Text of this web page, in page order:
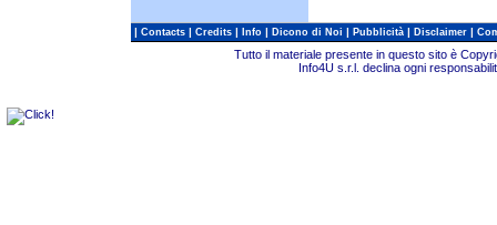
| Contacts | Credits | Info | Dicono di Noi | Pubblicità | Disclaimer |
Tutto il materiale presente in questo sito è
Info4U s.r.l. declina ogni